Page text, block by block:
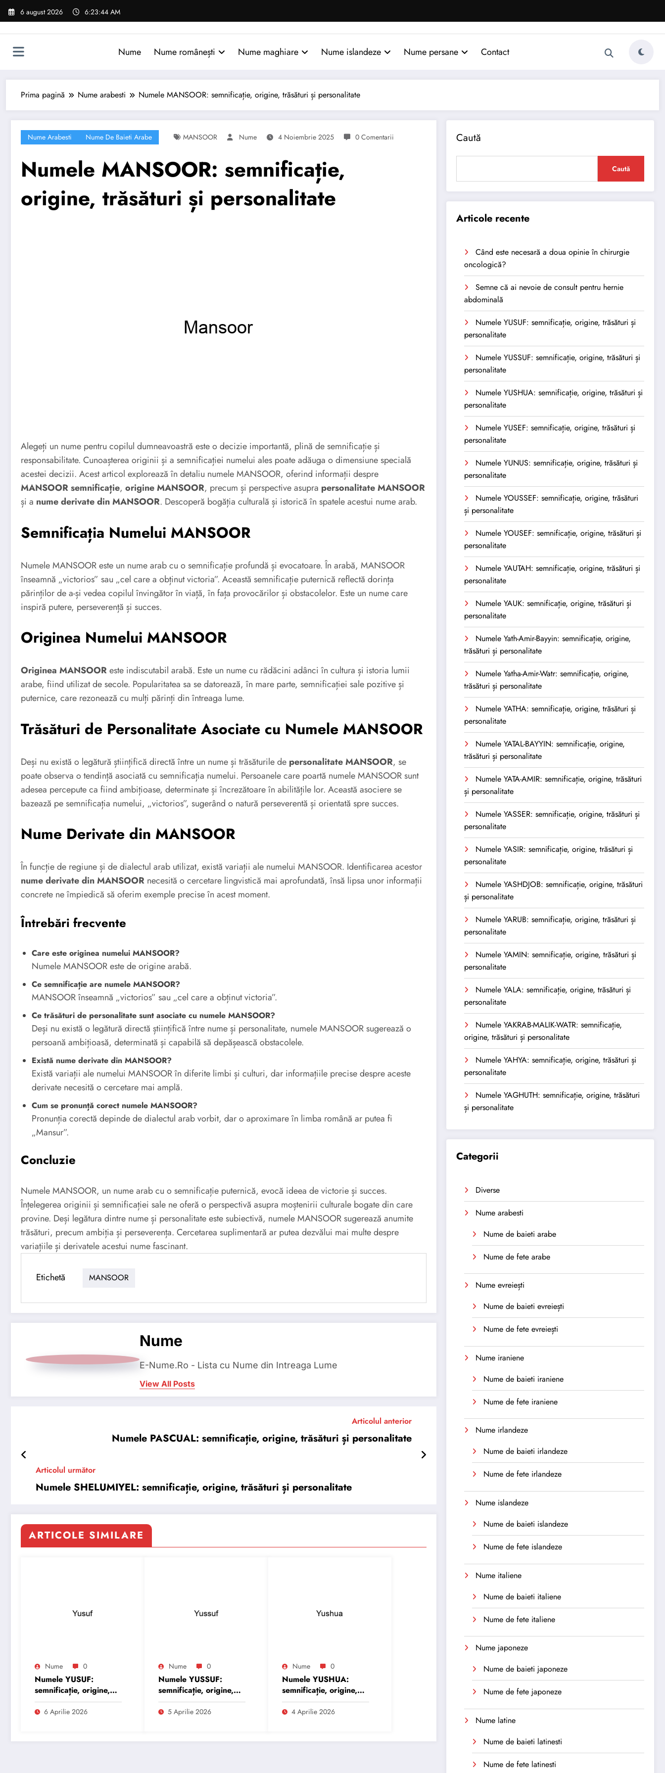
Sari
6 august 2026 6:23:45 AM
Nume Nume românești Nume maghiare Nume islandeze Nume persane Contact
Prima pagină Nume arabesti Numele MANSOOR: semnificație, origine, trăsături și personalitate
Nume Arabesti Nume De Baieti Arabe MANSOOR Nume 4 Noiembrie 2025 0 Comentarii
Numele MANSOOR: semnificație,
origine, trăsături și personalitate
Alegeți un nume pentru copilul dumneavoastră este o decizie importantă, plină de semnificație și
responsabilitate. Cunoașterea originii și a semnificației numelui ales poate adăuga o dimensiune specială
acestei decizii. Acest articol explorează în detaliu numele MANSOOR, oferind informații despre
MANSOOR semnificație, origine MANSOOR, precum și perspective asupra personalitate MANSOOR
și a nume derivate din MANSOOR. Descoperă bogăția culturală și istorică în spatele acestui nume arab.
Semnificația Numelui MANSOOR
Numele MANSOOR este un nume arab cu o semnificație profundă și evocatoare. În arabă, MANSOOR
înseamnă „victorios” sau „cel care a obținut victoria”. Această semnificație puternică reflectă dorința
părinților de a-și vedea copilul învingător în viață, în fața provocărilor și obstacolelor. Este un nume care
inspiră putere, perseverență și succes.
Originea Numelui MANSOOR
Originea MANSOOReste indiscutabil arabă. Este un nume cu rădăcini adânci în cultura și istoria lumii
arabe, fiind utilizat de secole. Popularitatea sa se datorează, în mare parte, semnificației sale pozitive și
puternice, care rezonează cu mulți părinți din întreaga lume.
Trăsături de Personalitate Asociate cu Numele MANSOOR
Deși nu există o legătură științifică directă între un nume și trăsăturile de personalitate MANSOOR, se
poate observa o tendință asociată cu semnificația numelui. Persoanele care poartă numele MANSOOR sunt
adesea percepute ca fiind ambițioase, determinate și încrezătoare în abilitățile lor. Această asociere se
bazează pe semnificația numelui, „victorios”, sugerând o natură perseverentă și orientată spre succes.
Nume Derivate din MANSOOR
În funcție de regiune și de dialectul arab utilizat, există variații ale numelui MANSOOR. Identificarea acestor
nume derivate din MANSOOR necesită o cercetare lingvistică mai aprofundată, însă lipsa unor informații
concrete ne împiedică să oferim exemple precise în acest moment.
Întrebări frecvente
Care este originea numelui MANSOOR?
Numele MANSOOR este de origine arabă.
Ce semnificație are numele MANSOOR?
MANSOOR înseamnă „victorios” sau „cel care a obținut victoria”.
Ce trăsături de personalitate sunt asociate cu numele MANSOOR?
Deși nu există o legătură directă științifică între nume și personalitate, numele MANSOOR sugerează o
persoană ambițioasă, determinată și capabilă să depășească obstacolele.
Există nume derivate din MANSOOR?
Există variații ale numelui MANSOOR în diferite limbi și culturi, dar informațiile precise despre aceste
derivate necesită o cercetare mai amplă.
Cum se pronunță corect numele MANSOOR?
Pronunția corectă depinde de dialectul arab vorbit, dar o aproximare în limba română ar putea fi
„Mansur”.
Concluzie
Numele MANSOOR, un nume arab cu o semnificație puternică, evocă ideea de victorie și succes.
Înțelegerea originii și semnificației sale ne oferă o perspectivă asupra moștenirii culturale bogate din care
provine. Deși legătura dintre nume și personalitate este subiectivă, numele MANSOOR sugerează anumite
trăsături, precum ambiția și perseverența. Cercetarea suplimentară ar putea dezvălui mai multe despre
variațiile și derivatele acestui nume fascinant.
Etichetă MANSOOR
Nume
E-Nume.Ro - Lista cu Nume din Intreaga Lume
View All Posts
Articolul anterior
Numele PASCUAL: semnificație, origine, trăsături și personalitate
Articolul următor
Numele SHELUMIYEL: semnificație, origine, trăsături și personalitate
ARTICOLE SIMILARE
Nume 0
Numele YUSUF:
semnificație, origine,
trăsături și
personalitate
6 Aprilie 2026
Nume 0
Numele YUSSUF:
semnificație, origine,
trăsături și
personalitate
5 Aprilie 2026
Nume 0
Numele YUSHUA:
semnificație, origine,
trăsături și
personalitate
4 Aprilie 2026
Caută
Caută
Articole recente
Când este necesară a doua opinie în chirurgie
oncologică?
Semne că ai nevoie de consult pentru hernie
abdominală
Numele YUSUF: semnificație, origine, trăsături și
personalitate
Numele YUSSUF: semnificație, origine, trăsături și
personalitate
Numele YUSHUA: semnificație, origine, trăsături și
personalitate
Numele YUSEF: semnificație, origine, trăsături și
personalitate
Numele YUNUS: semnificație, origine, trăsături și
personalitate
Numele YOUSSEF: semnificație, origine, trăsături
și personalitate
Numele YOUSEF: semnificație, origine, trăsături și
personalitate
Numele YAUTAH: semnificație, origine, trăsături și
personalitate
Numele YAUK: semnificație, origine, trăsături și
personalitate
Numele Yath-Amir-Bayyin: semnificație, origine,
trăsături și personalitate
Numele Yatha-Amir-Watr: semnificație, origine,
trăsături și personalitate
Numele YATHA: semnificație, origine, trăsături și
personalitate
Numele YATAL-BAYYIN: semnificație, origine,
trăsături și personalitate
Numele YATA-AMIR: semnificație, origine, trăsături
și personalitate
Numele YASSER: semnificație, origine, trăsături și
personalitate
Numele YASIR: semnificație, origine, trăsături și
personalitate
Numele YASHDJOB: semnificație, origine, trăsături
și personalitate
Numele YARUB: semnificație, origine, trăsături și
personalitate
Numele YAMIN: semnificație, origine, trăsături și
personalitate
Numele YALA: semnificație, origine, trăsături și
personalitate
Numele YAKRAB-MALIK-WATR: semnificație,
origine, trăsături și personalitate
Numele YAHYA: semnificație, origine, trăsături și
personalitate
Numele YAGHUTH: semnificație, origine, trăsături
și personalitate
Categorii
Diverse
Nume arabesti
Nume de baieti arabe
Nume de fete arabe
Nume evreiești
Nume de baieti evreiești
Nume de fete evreiești
Nume iraniene
Nume de baieti iraniene
Nume de fete iraniene
Nume irlandeze
Nume de baieti irlandeze
Nume de fete irlandeze
Nume islandeze
Nume de baieti islandeze
Nume de fete islandeze
Nume italiene
Nume de baieti italiene
Nume de fete italiene
Nume japoneze
Nume de baieti japoneze
Nume de fete japoneze
Nume latine
Nume de baieti latinesti
Nume de fete latinesti